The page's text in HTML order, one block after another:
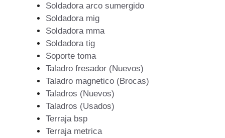
Soldadora arco sumergido
Soldadora mig
Soldadora mma
Soldadora tig
Soporte toma
Taladro fresador (Nuevos)
Taladro magnetico (Brocas)
Taladros (Nuevos)
Taladros (Usados)
Terraja bsp
Terraja metrica